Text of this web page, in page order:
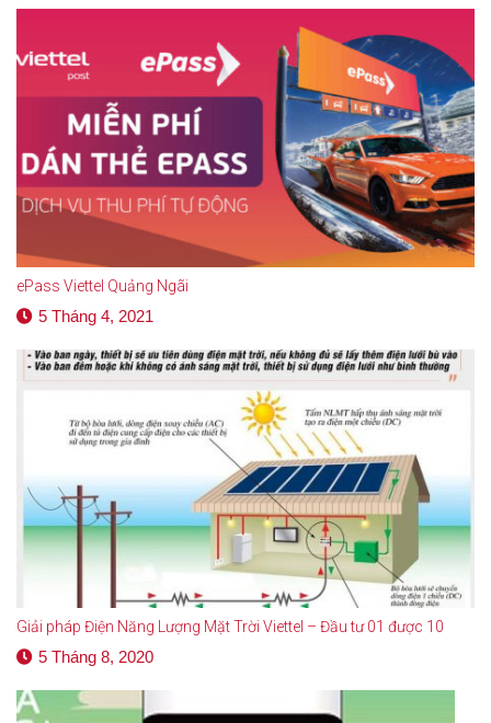
ePass Viettel Quảng Ngãi
5 Tháng 4, 2021
Giải pháp Điện Năng Lượng Mặt Trời Viettel – Đầu tư 01 được 10
5 Tháng 8, 2020